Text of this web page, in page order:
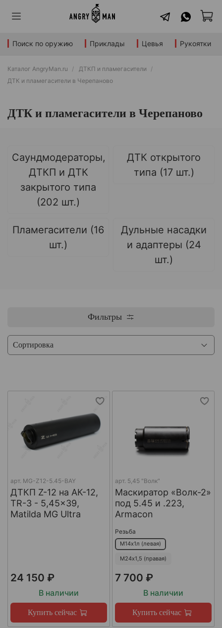
Поиск по оружию Приклады Цевья Рукоятки
Каталог AngryMan.ru
ДТКП и пламегасители
ДТК и пламегасители в Черепаново
ДТК и пламегасители в Черепаново
Саундмодераторы,
ДТКП и ДТК
закрытого типа
(202 шт.)
ДТК открытого
типа (17 шт.)
Пламегасители (16
шт.)
Дульные насадки
и адаптеры (24
шт.)
Фильтры
арт. MG-Z12-5.45-BAY
ДТКП Z-12 на АК-12,
TR-3 - 5,45x39,
Matilda MG Ultra
24 150 ₽
В наличии
Купить сейчас
арт. 5,45 "Волк"
Маскиратор «Волк-2»
под 5.45 и .223,
Armacon
Резьба
М14х1л (левая)
М24х1,5 (правая)
7 700 ₽
В наличии
Купить сейчас